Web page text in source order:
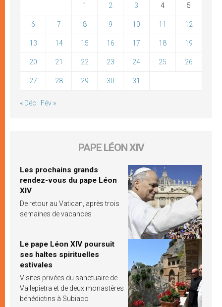
1 2 3 4 5
6 7 8 9 10 11 12
13 14 15 16 17 18 19
20 21 22 23 24 25 26
27 28 29 30 31
« Déc Fév »
PAPE LÉON XIV
Les prochains grands
rendez-vous du pape Léon
XIV
De retour au Vatican, après trois
semaines de vacances
Le pape Léon XIV poursuit
ses haltes spirituelles
estivales
Visites privées du sanctuaire de
Vallepietra et de deux monastères
bénédictins à Subiaco